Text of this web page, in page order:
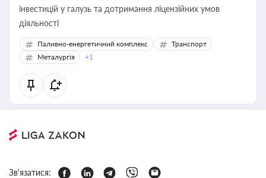
інвестицій у галузь та дотримання ліцензійних умов
діяльності
Паливно-енергетичний комплекс
Транспорт
Металургія
+1
Зв'язатися: